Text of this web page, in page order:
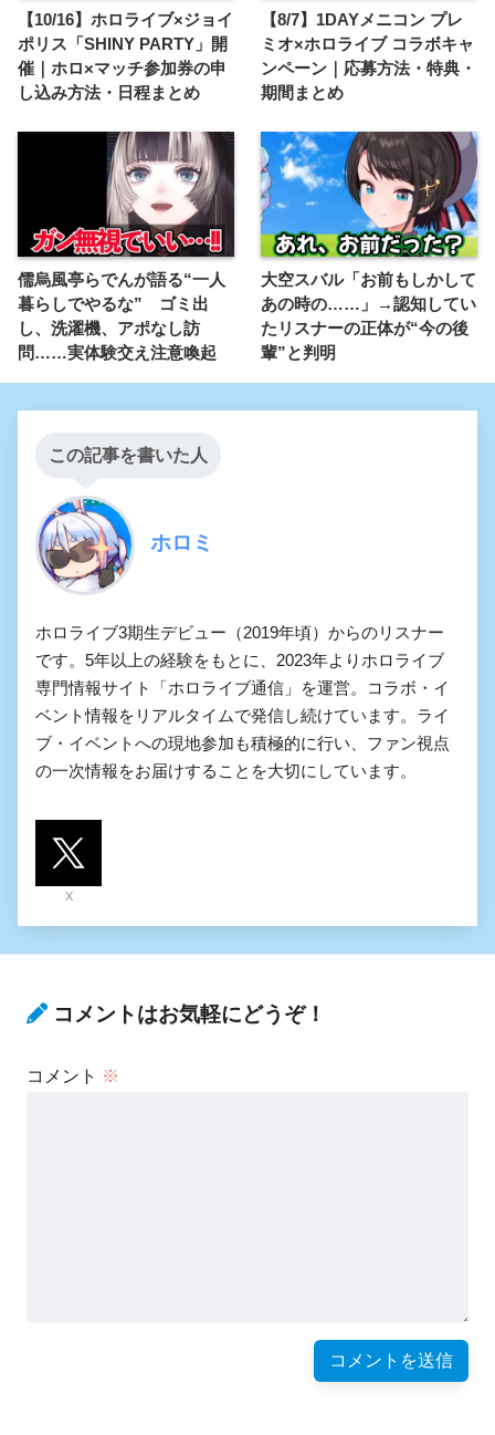
【10/16】ホロライブ×ジョイ
ポリス「SHINY PARTY」開
催｜ホロ×マッチ参加券の申
し込み方法・日程まとめ
【8/7】1DAYメニコン プレ
ミオ×ホロライブ コラボキャ
ンペーン｜応募方法・特典・
期間まとめ
儒烏風亭らでんが語る“一人
暮らしでやるな” ゴミ出
し、洗濯機、アポなし訪
問……実体験交え注意喚起
大空スバル「お前もしかして
あの時の……」→認知してい
たリスナーの正体が“今の後
輩”と判明
この記事を書いた人
ホロミ
ホロライブ3期生デビュー（2019年頃）からのリスナー
です。5年以上の経験をもとに、2023年よりホロライブ
専門情報サイト「ホロライブ通信」を運営。コラボ・イ
ベント情報をリアルタイムで発信し続けています。ライ
ブ・イベントへの現地参加も積極的に行い、ファン視点
の一次情報をお届けすることを大切にしています。
X
コメントはお気軽にどうぞ！
コメント ※